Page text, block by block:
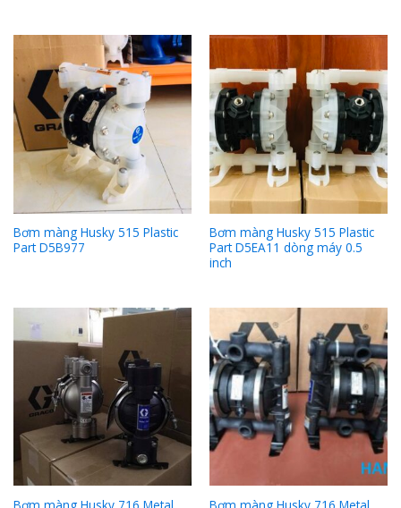
Bơm màng Husky 515 Plastic
Part D5B977
Bơm màng Husky 515 Plastic
Part D5EA11 dòng máy 0.5
inch
Bơm màng Husky 716 Metal Bơm màng Husky 716 Metal